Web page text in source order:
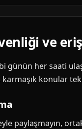
ve
günün her saati
karmaşık konular
paylaşmayın,